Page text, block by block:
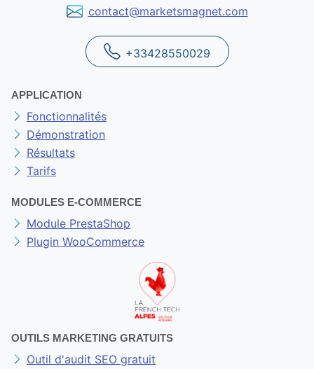
contact@marketsmagnet.com
+33428550029
APPLICATION
Fonctionnalités
Démonstration
Résultats
Tarifs
MODULES E-COMMERCE
Module PrestaShop
Plugin WooCommerce
OUTILS MARKETING GRATUITS
Outil d'audit SEO gratuit